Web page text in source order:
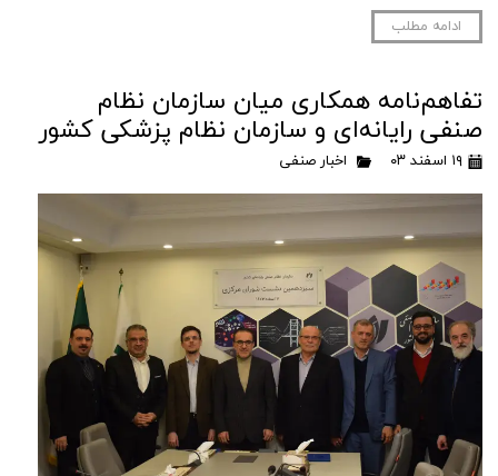
ادامه مطلب
تفاهم‌نامه همکاری میان سازمان نظام
صنفی رایانه‌ای و سازمان نظام پزشکی کشور
۱۹ اسفند ۰۳ اخبار صنفی